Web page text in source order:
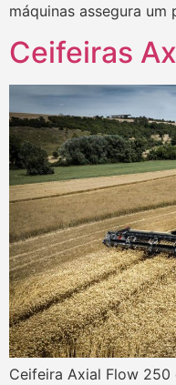
máquinas assegura
Ceifeiras
Ceifeira Axial Flow 250